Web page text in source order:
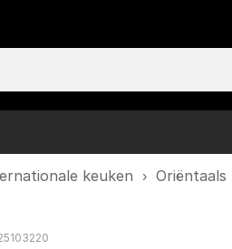
Rijst en
Vlees
Olie en
fruit
Pasta
Vis
Eieren
keuken › Oriëntaals